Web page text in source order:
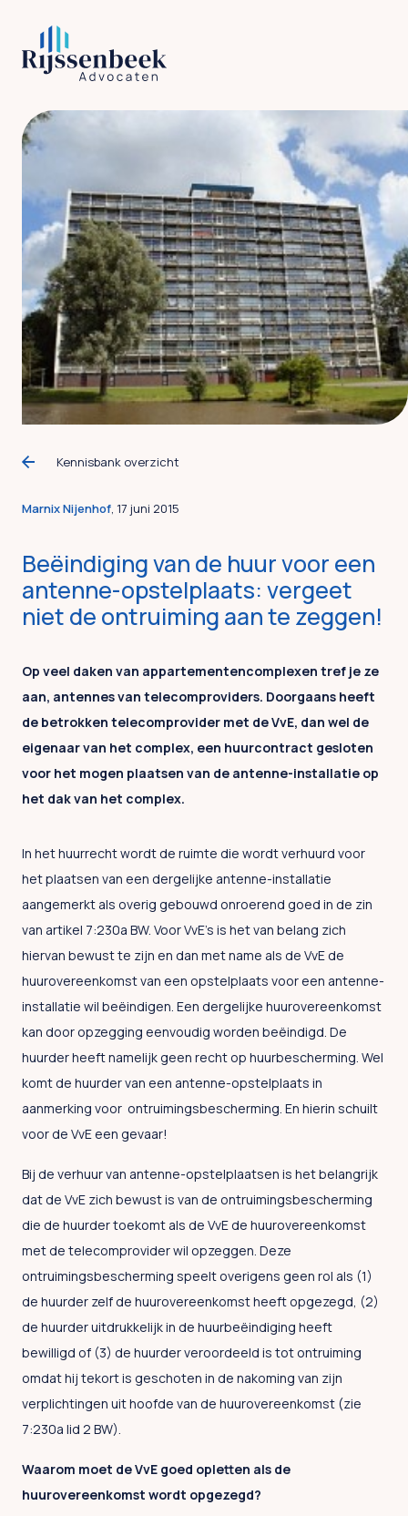
Kennisbank overzicht
Marnix Nijenhof, 17 juni 2015
Beëindiging van de huur voor een
antenne-opstelplaats: vergeet
niet de ontruiming aan te zeggen!
Op veel daken van appartementencomplexen tref je ze
aan, antennes van telecomproviders. Doorgaans heeft
de betrokken telecomprovider met de VvE, dan wel de
eigenaar van het complex, een huurcontract gesloten
voor het mogen plaatsen van de antenne-installatie op
het dak van het complex.
In het huurrecht wordt de ruimte die wordt verhuurd voor
het plaatsen van een dergelijke antenne-installatie
aangemerkt als overig gebouwd onroerend goed in de zin
van artikel 7:230a BW. Voor VvE’s is het van belang zich
hiervan bewust te zijn en dan met name als de VvE de
huurovereenkomst van een opstelplaats voor een antenne-
installatie wil beëindigen. Een dergelijke huurovereenkomst
kan door opzegging eenvoudig worden beëindigd. De
huurder heeft namelijk geen recht op huurbescherming. Wel
komt de huurder van een antenne-opstelplaats in
aanmerking voor ontruimingsbescherming. En hierin schuilt
voor de VvE een gevaar!
Bij de verhuur van antenne-opstelplaatsen is het belangrijk
dat de VvE zich bewust is van de ontruimingsbescherming
die de huurder toekomt als de VvE de huurovereenkomst
met de telecomprovider wil opzeggen. Deze
ontruimingsbescherming speelt overigens geen rol als (1)
de huurder zelf de huurovereenkomst heeft opgezegd, (2)
de huurder uitdrukkelijk in de huurbeëindiging heeft
bewilligd of (3) de huurder veroordeeld is tot ontruiming
omdat hij tekort is geschoten in de nakoming van zijn
verplichtingen uit hoofde van de huurovereenkomst (zie
7:230a lid 2 BW).
Waarom moet de VvE goed opletten als de
huurovereenkomst wordt opgezegd?